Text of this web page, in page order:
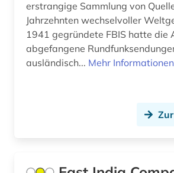
familie (1)
feldpost (1)
ferdinand gregorovius (1)
fernsehsendung (1)
erstrangige Sammlung von
Jahrzehnten wechselvoller
1941 gegründete FBIS hatte die
abgefangene
ausländisch... Mehr Informationen